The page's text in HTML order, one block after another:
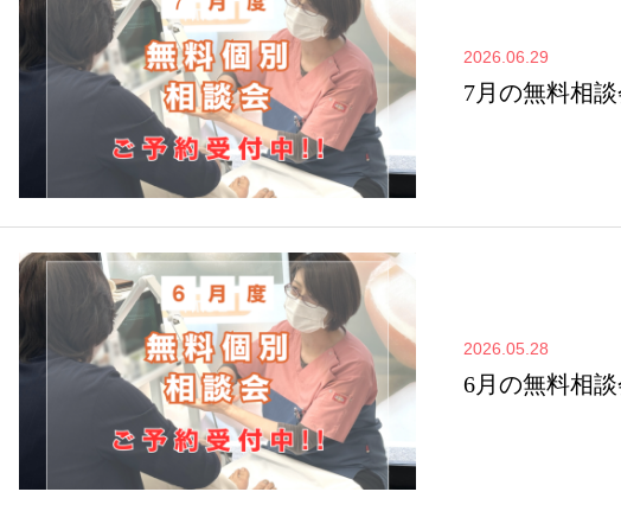
2026.06.29
7月の無料相
2026.05.28
6月の無料相